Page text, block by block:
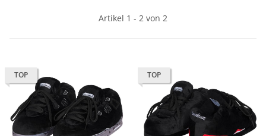
Artikel 1 - 2 von 2
TOP TOP